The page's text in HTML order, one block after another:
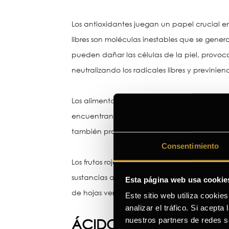
Consentimiento
Esta página web usa
Este sitio web utiliza
analizar el tráfico. Si acepta
nuestros partners de redes
Los antioxidantes juegan un papel crucial
libres son moléculas inestables que se
pueden dañar las células de la piel,
neutralizando los radicales libres y
Los alimentos ricos en antioxidantes son
encuentran las frutas cítricas, como
también promueve la producción de
Los frutos rojos, como las fresas, los
sustancias ayudan a proteger las células
de hojas verdes contienen betacaroteno y
ÁCIDOS GRASOS